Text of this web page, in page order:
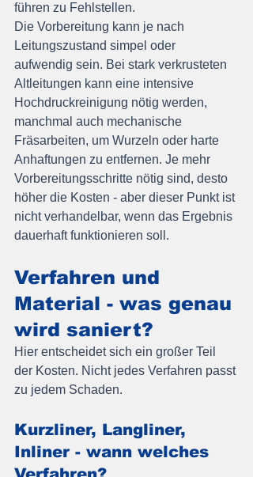
führen zu Fehlstellen.
Die Vorbereitung kann je nach
Leitungszustand simpel oder
aufwendig sein. Bei stark verkrusteten
Altleitungen kann eine intensive
Hochdruckreinigung nötig werden,
manchmal auch mechanische
Fräsarbeiten, um Wurzeln oder harte
Anhaftungen zu entfernen. Je mehr
Vorbereitungsschritte nötig sind, desto
höher die Kosten - aber dieser Punkt ist
nicht verhandelbar, wenn das Ergebnis
dauerhaft funktionieren soll.
Verfahren und
Material - was genau
wird saniert?
Hier entscheidet sich ein großer Teil
der Kosten. Nicht jedes Verfahren passt
zu jedem Schaden.
Kurzliner, Langliner,
Inliner - wann welches